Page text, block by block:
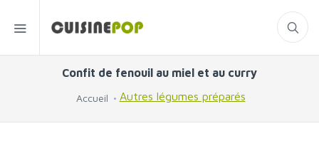
Confit de fenouil au miel et au curry
Accueil Autres légumes préparés